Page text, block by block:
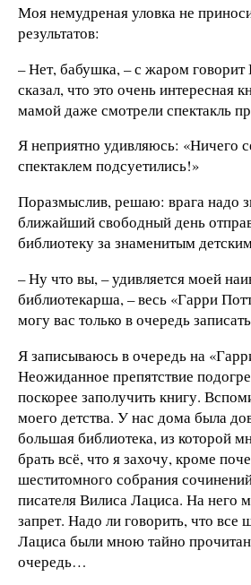
Моя немудреная уловка не
результатов:
– Нет, бабушка, – с жаром говорит
сказал, что это очень интересная
мамой даже смотрели спектакль
Я неприятно удивляюсь: «Ничего
спектаклем подсуетились!»
Поразмыслив, решаю: врага надо
ближайший свободный день
библиотеку за знаменитым
– Ну что вы, – удивляется моей
библиотекарша, – весь «Гарри
могу вас только в очередь
Я записываюсь в очередь на
Неожиданное препятствие
поскорее заполучить книгу.
моего детства. У нас дома была
большая библиотека, из которой
брать всё, что я захочу, кроме
шеститомного собрания
писателя Вилиса Лациса. На него
запрет. Надо ли говорить, что все
Лациса были мною тайно
очередь…